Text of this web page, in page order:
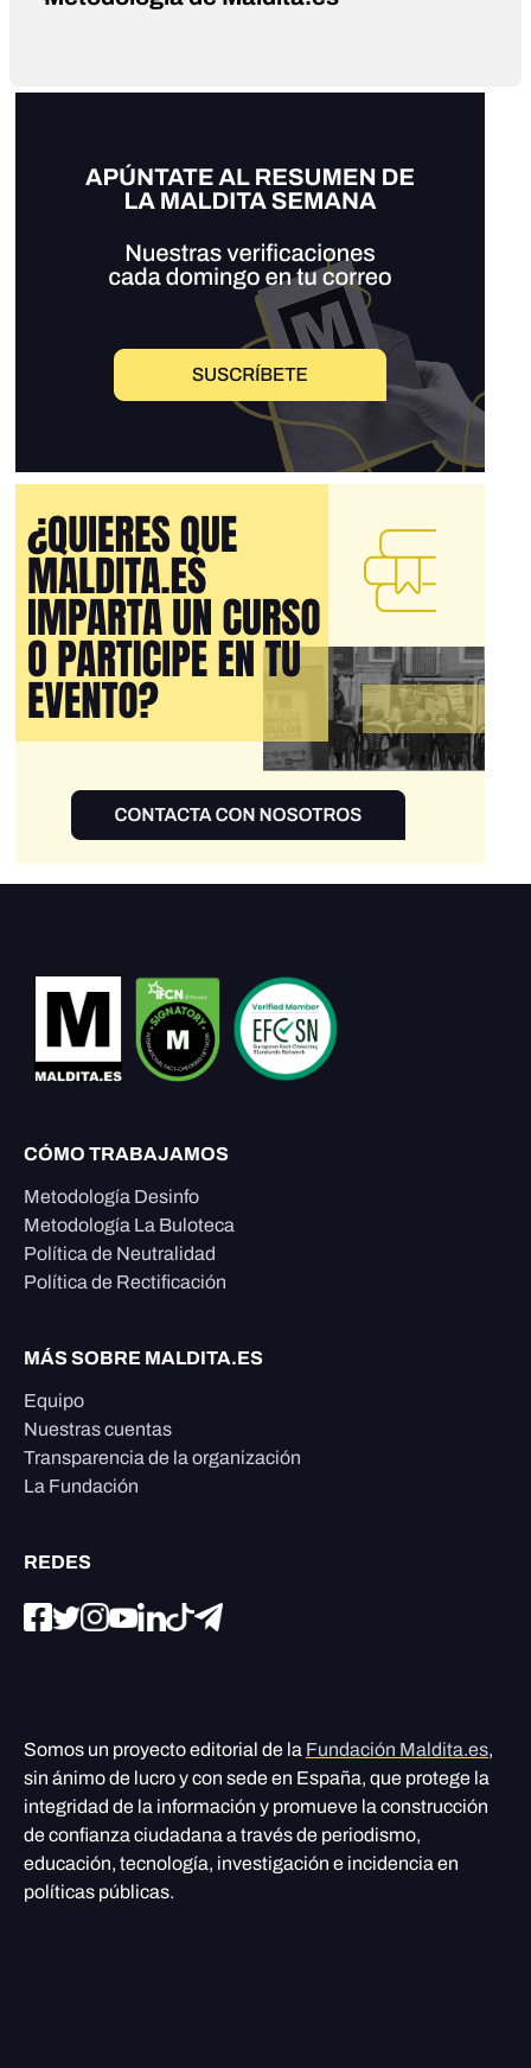
CÓMO TRABAJAMOS
Metodología Desinfo
Metodología La Buloteca
Política de Neutralidad
Política de Rectificación
MÁS SOBRE MALDITA.ES
Equipo
Nuestras cuentas
Transparencia de la organización
La Fundación
REDES
Somos un proyecto editorial de la Fundación Maldita.es,
sin ánimo de lucro y con sede en España, que protege la
integridad de la información y promueve la construcción
de confianza ciudadana a través de periodismo,
educación, tecnología, investigación e incidencia en
políticas públicas.